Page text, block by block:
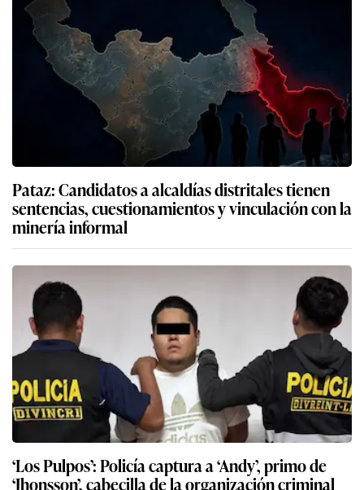
Pataz: Candidatos a alcaldías distritales tienen
sentencias, cuestionamientos y vinculación con la
minería informal
‘Los Pulpos’: Policía captura a ‘Andy’, primo de
‘Jhonsson’, cabecilla de la organización criminal